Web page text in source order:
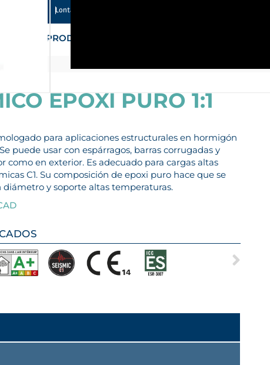
Lontana Group
PRODUCTOS
EPOXI PURO 1:1
para aplicaciones estructurales en hormigón
puede usar con espárragos, barras corrugadas y
como en exterior. Es adecuado para cargas altas
C1. Su composición de epoxi puro hace que se
y soporte altas temperaturas.